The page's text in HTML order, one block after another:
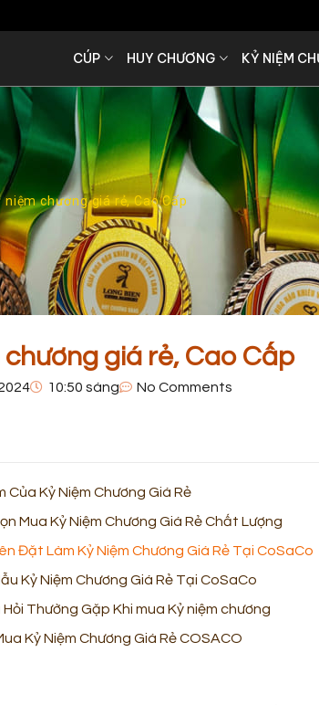
CÚP HUY CHƯƠNG KỶ NIỆM
chương giá rẻ, Cao Cấp
chương giá rẻ, Cao Cấp
10:50 sáng No Comments
Của Kỷ Niệm Chương Giá Rẻ
Mua Kỷ Niệm Chương Giá Rẻ Chất Lượng
Đặt Làm Kỷ Niệm Chương Giá Rẻ Tại CoSaCo
Kỷ Niệm Chương Giá Rẻ Tại CoSaCo
Thường Gặp Khi mua Kỷ niệm chương
Kỷ Niệm Chương Giá Rẻ COSACO